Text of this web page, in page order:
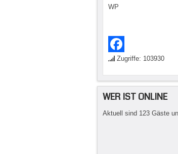
WP
Facebook
Zugriffe: 103930
WER IST ONLINE
Aktuell sind 123 Gäste